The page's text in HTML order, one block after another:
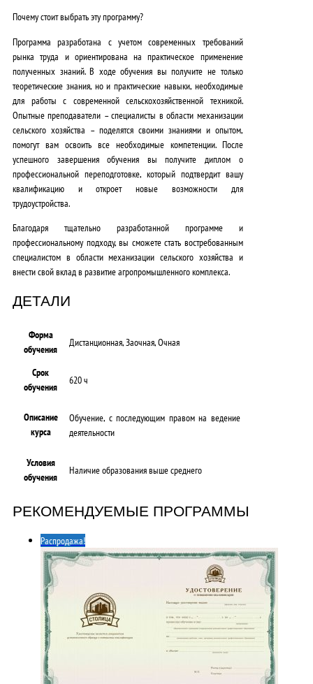
Почему стоит выбрать эту программу?
Программа разработана с учетом современных требований
рынка труда и ориентирована на практическое применение
полученных знаний. В ходе обучения вы получите не только
теоретические знания, но и практические навыки, необходимые
для работы с современной сельскохозяйственной техникой.
Опытные преподаватели – специалисты в области механизации
сельского хозяйства – поделятся своими знаниями и опытом,
помогут вам освоить все необходимые компетенции. После
успешного завершения обучения вы получите диплом о
профессиональной переподготовке, который подтвердит вашу
квалификацию и откроет новые возможности для
трудоустройства.
Благодаря тщательно разработанной программе и
профессиональному подходу, вы сможете стать востребованным
специалистом в области механизации сельского хозяйства и
внести свой вклад в развитие агропромышленного комплекса.
ДЕТАЛИ
Форма
обучения
Дистанционная, Заочная, Очная
Срок
обучения
620 ч
Описание
курса
Обучение, с последующим правом на ведение
деятельности
Условия
обучения
Наличие образования выше среднего
РЕКОМЕНДУЕМЫЕ ПРОГРАММЫ
Распродажа!